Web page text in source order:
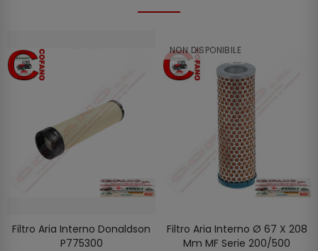
AGGIUNGI AL CARRELLO
Filtro Aria Interno Donaldson
P775300
NON DISPONIBILE
SCOPRIRE
Filtro Aria Interno Ø 67 X 208
Mm MF Serie 200/500